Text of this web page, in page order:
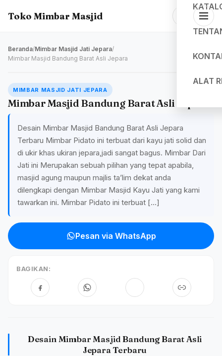
Toko Mimbar Masjid
ALAT
Beranda/Mimbar Masjid Jati Jepara/
Mimbar Masjid Bandung Barat Asli Jepara
MIMBAR MASJID JATI JEPARA
Mimbar Masjid Bandung Barat Asli Jepara
Desain Mimbar Masjid Bandung Barat Asli Jepara
Terbaru Mimbar Pidato ini terbuat dari kayu jati solid dan
di ukir khas ukiran jepara,jadi sangat bagus. Mimbar Dari
Jati ini Merupakan sebuah pilihan yang tepat apabila,
masjid agung maupun majlis ta’lim dekat anda
dilengkapi dengan Mimbar Masjid Kayu Jati yang kami
tawarkan ini. Mimbar Pidato ini terbuat […]
Pesan via WhatsApp
BAGIKAN:
Desain Mimbar Masjid Bandung Barat Asli
Jepara Terbaru